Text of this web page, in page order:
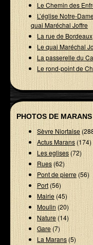
Le Chemin des
L’église Notre-
quai Maréchal Joffre
La rue de Bordeaux
Le quai Maréchal
La passerelle du
Le rond-point de
PHOTOS DE MARANS
Sèvre Niortaise
Actus Marans (174)
Les eglises(72)
Rues(62)
Pont de pierre(56)
Port(56)
Mairie(45)
Moulin(20)
Nature(14)
Gare (7)
La Marans(5)